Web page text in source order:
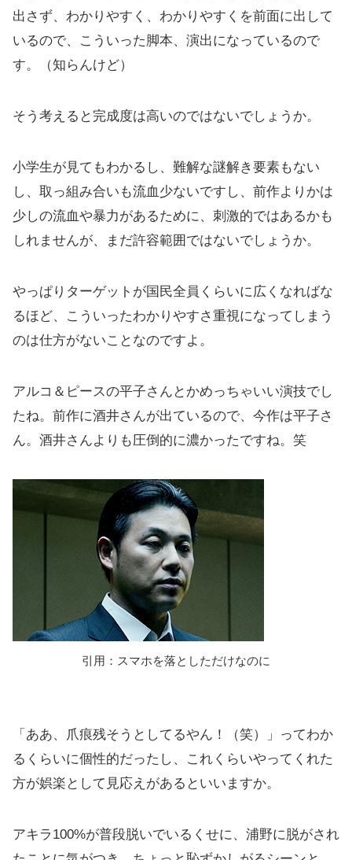
出さず、わかりやすく、わかりやすくを前面に出して
いるので、こういった脚本、演出になっているので
す。（知らんけど）
そう考えると完成度は高いのではないでしょうか。
小学生が見てもわかるし、難解な謎解き要素もない
し、取っ組み合いも流血少ないですし、前作よりかは
少しの流血や暴力があるために、刺激的ではあるかも
しれませんが、まだ許容範囲ではないでしょうか。
やっぱりターゲットが国民全員くらいに広くなればな
るほど、こういったわかりやすさ重視になってしまう
のは仕方がないことなのですよ。
アルコ＆ピースの平子さんとかめっちゃいい演技でし
たね。前作に酒井さんが出ているので、今作は平子さ
ん。酒井さんよりも圧倒的に濃かったですね。笑
引用：スマホを落としただけなのに
「ああ、爪痕残そうとしてるやん！（笑）」ってわか
るくらいに個性的だったし、これくらいやってくれた
方が娯楽として見応えがあるといいますか。
アキラ100%が普段脱いでいるくせに、浦野に脱がされ